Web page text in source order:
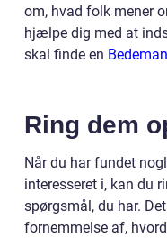
om, hvad folk mener
hjælpe dig med at
skal finde en
Ring dem
Når du har fundet
interesseret i, kan du
spørgsmål, du har.
fornemmelse af,